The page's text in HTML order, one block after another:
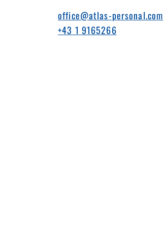
office@atlas-personal.com
+43 1 9165266